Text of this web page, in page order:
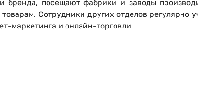
бренда, посещают фабрики и заводы
Сотрудники других отделов регулярно
маркетинга и онлайн-торговли.